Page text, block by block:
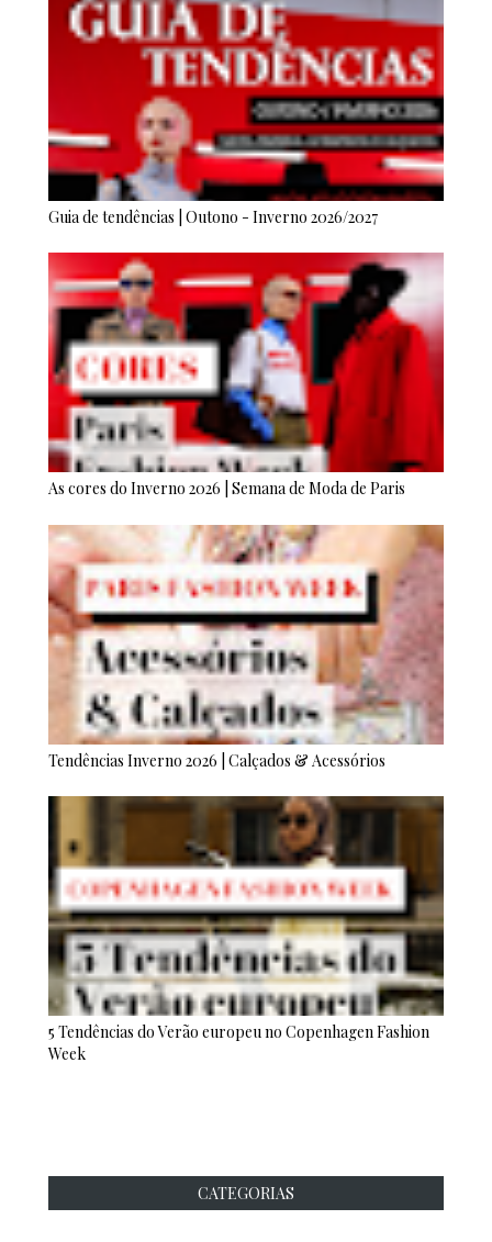
Guia de tendências | Outono - Inverno 2026/2027
As cores do Inverno 2026 | Semana de Moda de Paris
Tendências Inverno 2026 | Calçados & Acessórios
5 Tendências do Verão europeu no Copenhagen Fashion
Week
CATEGORIAS